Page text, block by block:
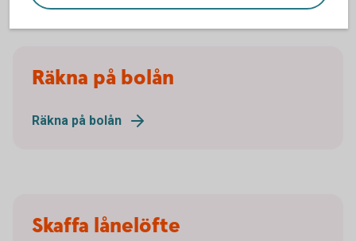
Räkna på bolån
Räkna på bolån
Skaffa lånelöfte